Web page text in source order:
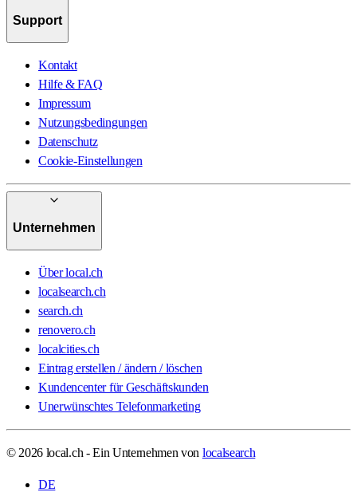
Support
Kontakt
Hilfe & FAQ
Impressum
Nutzungsbedingungen
Datenschutz
Cookie-Einstellungen
Unternehmen
Über local.ch
localsearch.ch
search.ch
renovero.ch
localcities.ch
Eintrag erstellen / ändern / löschen
Kundencenter für Geschäftskunden
Unerwünschtes Telefonmarketing
© 2026 local.ch - Ein Unternehmen von localsearch
DE